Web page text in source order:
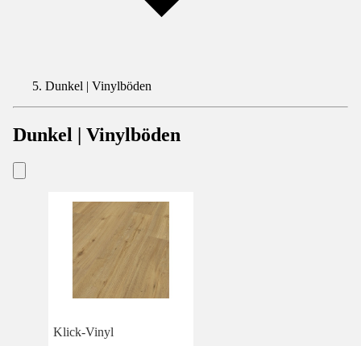
Dunkel | Vinylböden
Dunkel | Vinylböden
Klick-Vinyl